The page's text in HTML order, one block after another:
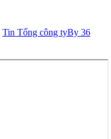
Tin Tổng công tyBy 36